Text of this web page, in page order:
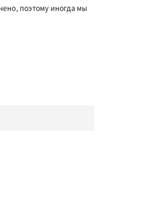
поэтому иногда мы